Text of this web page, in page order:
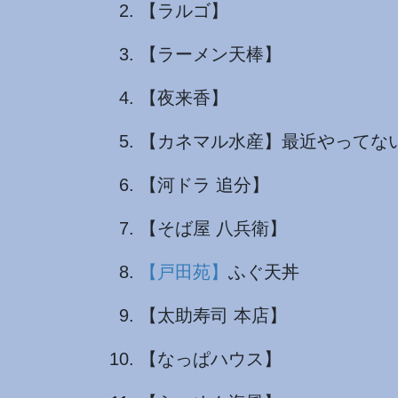
【ラルゴ】
【ラーメン天棒】
【夜来香】
【カネマル水産】最近やってな
【河ドラ 追分】
【そば屋 八兵衛】
【戸田苑】 ふぐ天丼
【太助寿司 本店】
【なっぱハウス】